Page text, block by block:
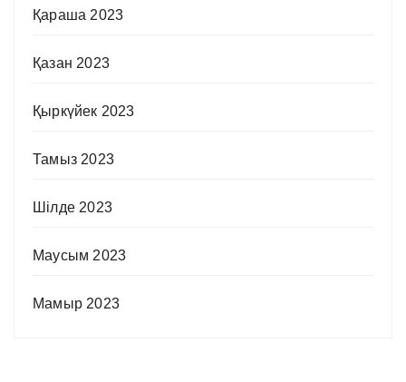
Қараша 2023
Қазан 2023
Қыркүйек 2023
Тамыз 2023
Шілде 2023
Маусым 2023
Мамыр 2023